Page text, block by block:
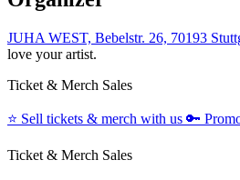
JUHA WEST, Bebelstr. 26, 70193
love your artist.
Ticket & Merch Sales
⭐️ Sell tickets & merch with us 🔑
Ticket & Merch Sales